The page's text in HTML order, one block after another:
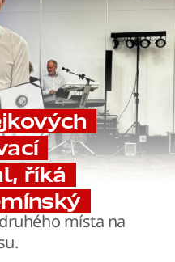
říká
místa na